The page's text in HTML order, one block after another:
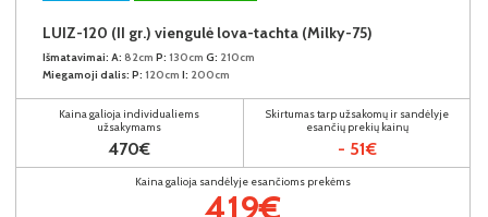
LUIZ-120 (II gr.) viengulė lova-tachta (Milky-75)
Išmatavimai: A: 82cm P: 130cm G: 210cm
Miegamoji dalis: P: 120cm I: 200cm
Kaina galioja individualiems
užsakymams
470€
Skirtumas tarp užsakomų ir sandėlyje
esančių prekių kainų
- 51€
Kaina galioja sandėlyje esančioms prekėms
419€